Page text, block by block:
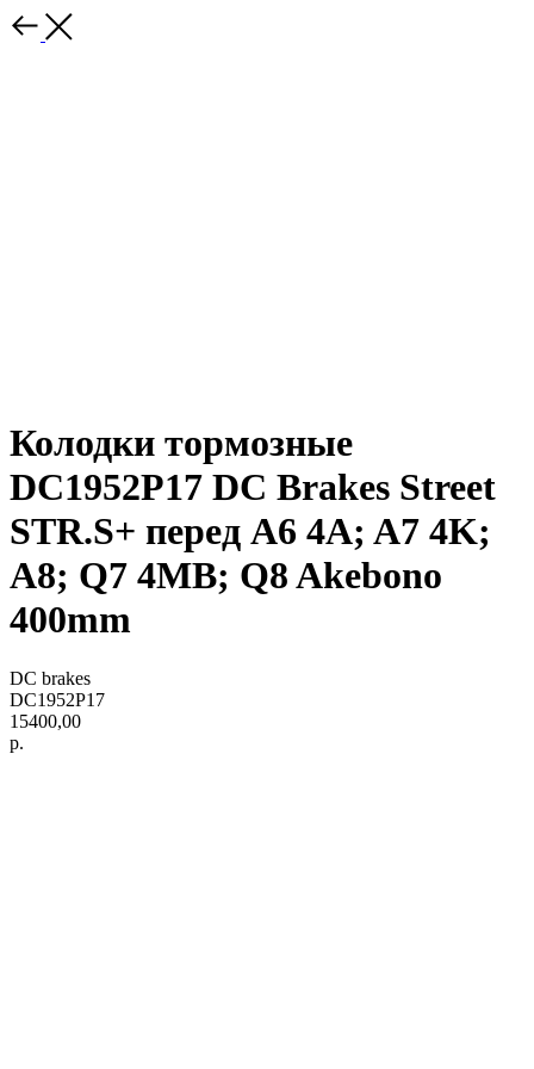
Колодки тормозные
DC1952P17 DC Brakes Street
STR.S+ перед A6 4A; A7 4K;
A8; Q7 4MB; Q8 Akebono
400mm
DC brakes
DC1952P17
15400,00
р.